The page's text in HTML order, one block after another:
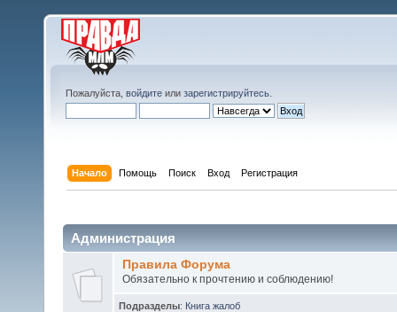
Пожалуйста, войдите или зарегистрируйтесь
Начало Помощь Поиск Вход Регистрация
Администрация
Правила Форума
Обязательно к прочтению и соблюдению!
Подразделы: Книга жалоб